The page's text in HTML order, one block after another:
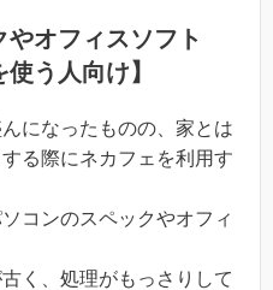
オフィスソフト
う人向け】
になったものの、家とは
る際にネカフェを利用す
コンのスペックやオフィ
く、処理がもっさりして